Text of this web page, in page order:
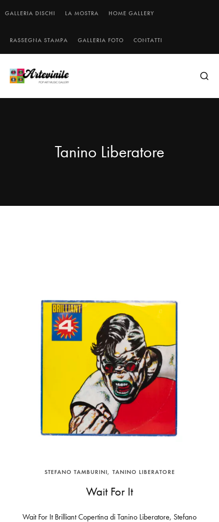
GALLERIA DISCHI LA MOSTRA HOME GALLERY
RASSEGNA STAMPA GALLERIA FOTO CONTATTI
Tanino Liberatore
STEFANO TAMBURINI TANINO LIBERATORE
Wait For It
Wait For It Brilliant Copertina di Tanino Liberatore, Stefano